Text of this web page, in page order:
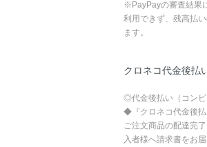
※PayPayの審査結果
利用できず、残高払
ます。
クロネコ代金後払
◎代金後払い（コンビ
◆『クロネコ代金後
ご注文商品の配達完
入者様へ請求書をお